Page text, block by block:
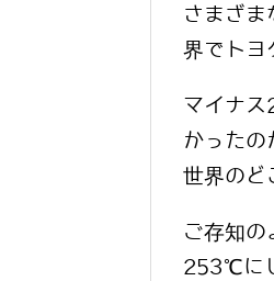
さまざま
界でトヨ
マイナ
かったの
世界のど
ご存知の
253℃に